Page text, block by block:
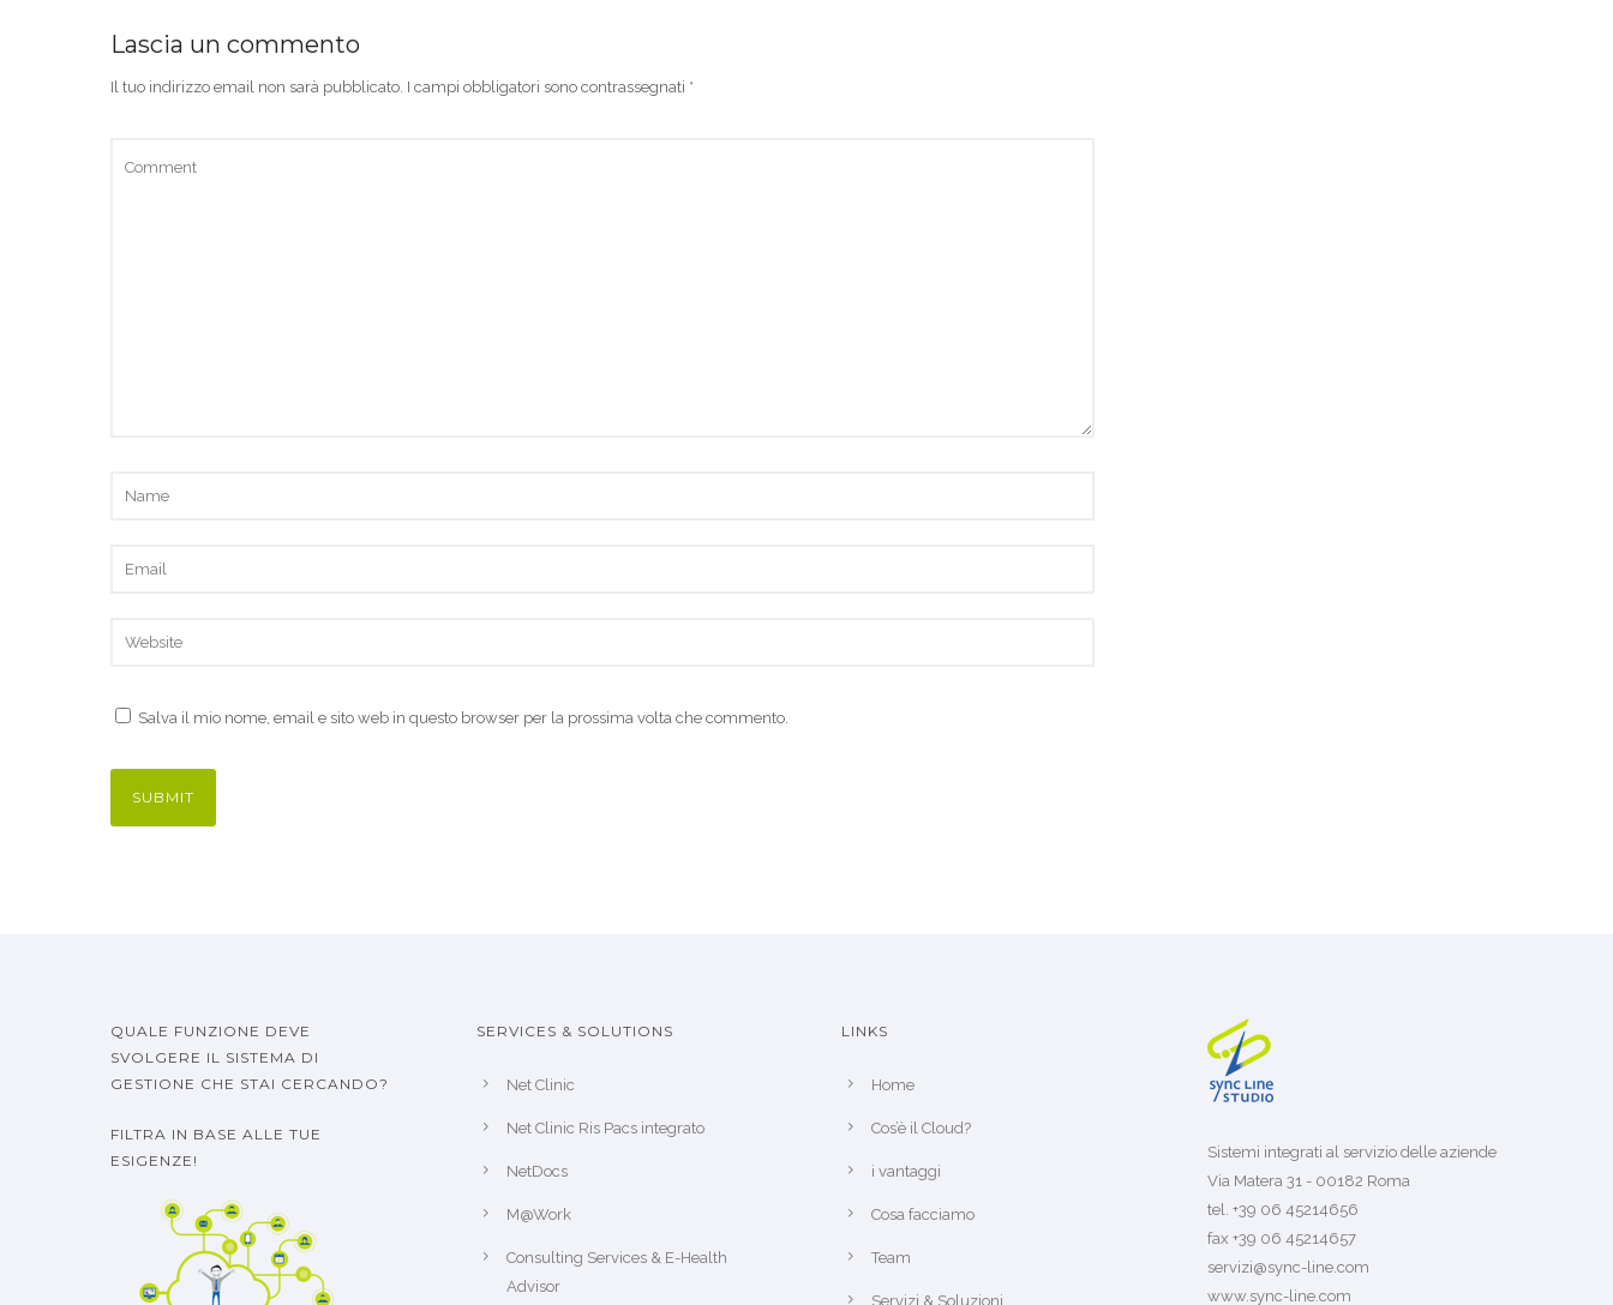
Lascia un commento
Il tuo indirizzo email non sarà pubblicato. I campi obbligatori sono contrassegnati *
Salva il mio nome, email e sito web in questo browser per la prossima volta che commento.
QUALE FUNZIONE DEVE
SVOLGERE IL SISTEMA DI
GESTIONE CHE STAI CERCANDO?
FILTRA IN BASE ALLE TUE
ESIGENZE!
SERVICES & SOLUTIONS
Net Clinic
Net Clinic Ris Pacs integrato
NetDocs
M@Work
Consulting Services & E-Health
Advisor
LINKS
Home
Cos’è il Cloud?
i vantaggi
Cosa facciamo
Team
Servizi & Soluzioni
Sistemi integrati al servizio delle aziende
Via Matera 31 - 00182 Roma
tel. +39 06 45214656
fax +39 06 45214657
servizi@sync-line.com
www.sync-line.com